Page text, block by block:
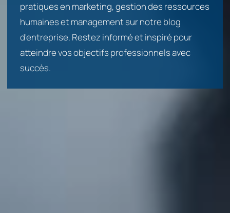
pratiques en marketing, gestion des ressources
humaines et management sur notre blog
d'entreprise. Restez informé et inspiré pour
atteindre vos objectifs professionnels avec
succès.